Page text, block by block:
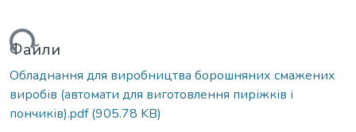
Файли
Обладнання для виробництва борошняних смажених
виробів (автомати для виготовлення пиріжків і
пончиків).pdf(905.78 KB)